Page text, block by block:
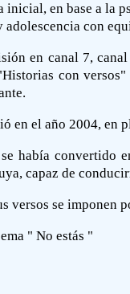
inicial, en base a la
con
en canal 7,
con
en el año 2004, en
había convertido
capaz de
versos se
" No estás "